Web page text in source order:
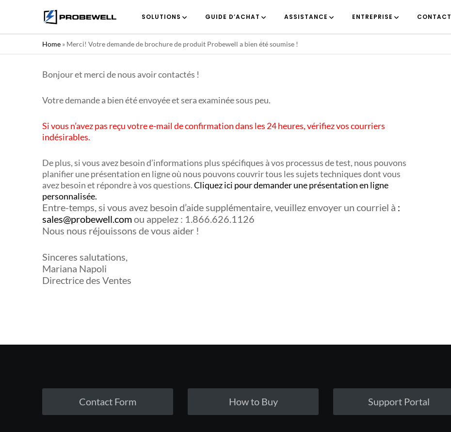
SOLUTIONS GUIDE D’ACHAT ASSISTANCE ENTREPRISE CONTACT
Home » Merci! Votre demande de brochure de produit Probewell a bien été soumise !
Bonjour et merci de nous avoir contactés !
Votre demande a bien été envoyée et sera examinée sous peu.
Si vous n’avez pas reçu votre e-mail de confirmation dans les 24 heures, vérifiez vos courriers
indésirables.
De plus, si vous avez besoin d’informations plus spécifiques à vos processus de test, nous pouvons
planifier une présentation en ligne où nous pouvons couvrir tous les sujets techniques dont vous
avez besoin et répondre à vos questions.Cliquez ici pour demander une présentation en ligne
personnalisée.
Entre-temps, si vous avez besoin d’aide supplémentaire, veuillez envoyer un courriel à :
sales@probewell.comou appelez : 1.866.626.1126
Nous nous réjouissons de vous aider !
Sinceres salutations,
Mariana Napoli
Directrice des Ventes
Contact Form How to Buy Support Portal